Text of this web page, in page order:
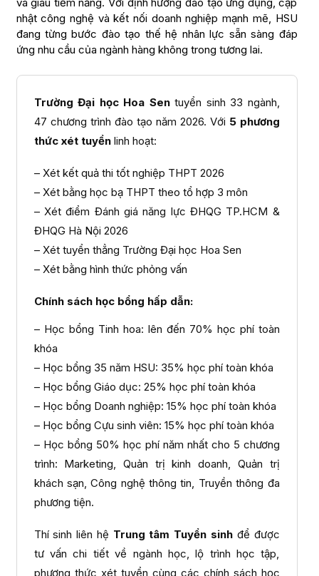
nhật công nghệ và kết nối doanh nghiệp mạnh mẽ, HSU
đang từng bước đào tạo thế hệ nhân lực sẵn sàng đáp
ứng nhu cầu của ngành hàng không trong tương lai.
Trường Đại học Hoa Sentuyển sinh 33 ngành,
47 chương trình đào tạo năm 2026. Với 5 phương
thức xét tuyểnlinh hoạt:
– Xét kết quả thi tốt nghiệp THPT 2026
– Xét bằng học bạ THPT theo tổ hợp 3 môn
– Xét điểm Đánh giá năng lực ĐHQG TP.HCM &
ĐHQG Hà Nội 2026
– Xét tuyển thẳng Trường Đại học Hoa Sen
– Xét bằng hình thức phỏng vấn
Chính sách học bổng hấp dẫn:
– Học bổng Tinh hoa: lên đến 70% học phí toàn
khóa
– Học bổng 35 năm HSU: 35% học phí toàn khóa
– Học bổng Giáo dục: 25% học phí toàn khóa
– Học bổng Doanh nghiệp: 15% học phí toàn khóa
– Học bổng Cựu sinh viên: 15% học phí toàn khóa
– Học bổng 50% học phí năm nhất cho 5 chương
trình: Marketing, Quản trị kinh doanh, Quản trị
khách sạn, Công nghệ thông tin, Truyền thông đa
phương tiện.
Thí sinh liên hệ Trung tâm Tuyển sinhđể được
tư vấn chi tiết về ngành học, lộ trình học tập,
phương thức xét tuyển cùng các chính sách học